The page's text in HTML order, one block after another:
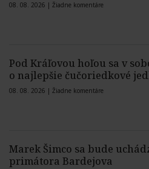
08. 08. 2026 | Žiadne komentáre
Pod Kráľovou hoľou sa v
o najlepšie čučoriedkové
08. 08. 2026 | Žiadne komentáre
Marek Šimco sa bude
primátora Bardejova